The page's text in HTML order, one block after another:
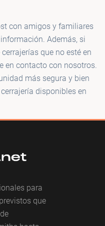
con amigos y familiares
Además, si
que no esté en
en contacto con nosotros.
más segura y bien
disponibles en
para
que